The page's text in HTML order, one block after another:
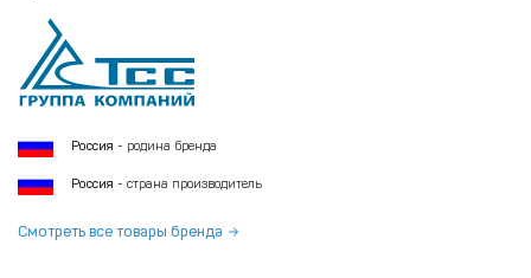
Россия - родина бренда
Россия - страна производитель
Смотреть все товары бренда